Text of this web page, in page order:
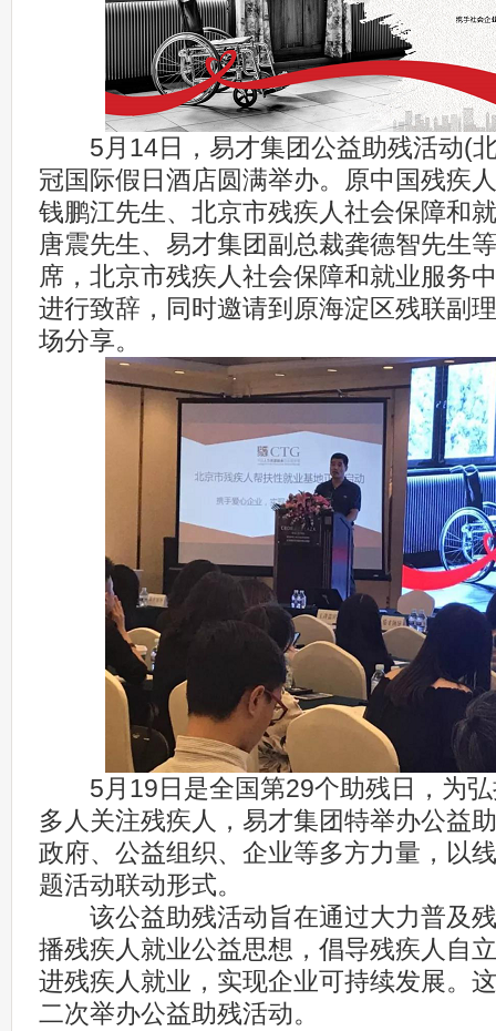
5月14日，易才集团公益助残活动(北
冠国际假日酒店圆满举办。原中国残疾
钱鹏江先生、北京市残疾人社会保障和
唐震先生、易才集团副总裁龚德智先生
席，北京市残疾人社会保障和就业服务
进行致辞，同时邀请到原海淀区残联副
场分享。
5月19日是全国第29个助残日，为弘
多人关注残疾人，易才集团特举办公益
政府、公益组织、企业等多方力量，以
题活动联动形式。
该公益助残活动旨在通过大力普及残
播残疾人就业公益思想，倡导残疾人自
进残疾人就业，实现企业可持续发展。
二次举办公益助残活动。